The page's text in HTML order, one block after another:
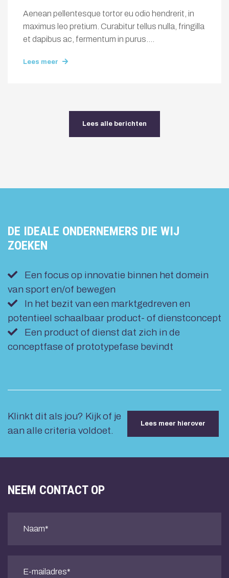
Aenean pellentesque tortor eu odio hendrerit, in
maximus leo pretium. Curabitur tellus nulla, fringilla
et dapibus ac, fermentum in purus....
Lees meer
Lees alle berichten
DE IDEALE ONDERNEMERS DIE WIJ
ZOEKEN
Een focus op innovatie binnen het domein
van sport en/of bewegen
In het bezit van een marktgedreven en
potentieel schaalbaar product- of dienstconcept
Een product of dienst dat zich in de
conceptfase of prototypefase bevindt
Klinkt dit als jou? Kijk of je
aan alle criteria voldoet.
Lees meer hierover
NEEM CONTACT OP